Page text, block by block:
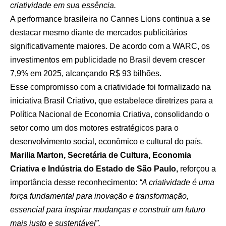
criatividade em sua essência.
A performance brasileira no Cannes Lions continua a se
destacar mesmo diante de mercados publicitários
significativamente maiores. De acordo com a WARC, os
investimentos em publicidade no Brasil devem crescer
7,9% em 2025, alcançando R$ 93 bilhões.
Esse compromisso com a criatividade foi formalizado na
iniciativa Brasil Criativo, que estabelece diretrizes para a
Política Nacional de Economia Criativa, consolidando o
setor como um dos motores estratégicos para o
desenvolvimento social, econômico e cultural do país.
Marilia Marton, Secretária de Cultura, Economia
Criativa e Indústria do Estado de São Paulo, reforçou a
importância desse reconhecimento: “A criatividade é uma
força fundamental para inovação e transformação,
essencial para inspirar mudanças e construir um futuro
mais justo e sustentável”.